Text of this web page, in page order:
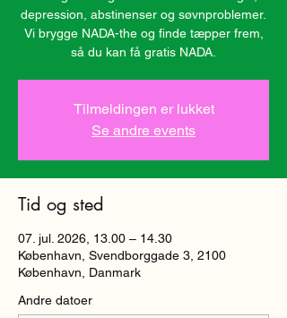
depression, abstinenser og søvnproblemer.
Vi brygge NADA-the og finde tæpper frem,
så du kan få gratis NADA.
Tilmeldingen er lukket
Se andre events
Tid og sted
07. jul. 2026, 13.00 – 14.30
København, Svendborggade 3, 2100
København, Danmark
Andre datoer